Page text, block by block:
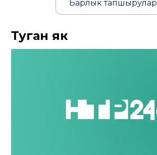
Барлык тапшырулар
Туган як